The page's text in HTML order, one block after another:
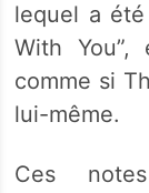
lequel a été
With
comme si
lui-même.
Ces